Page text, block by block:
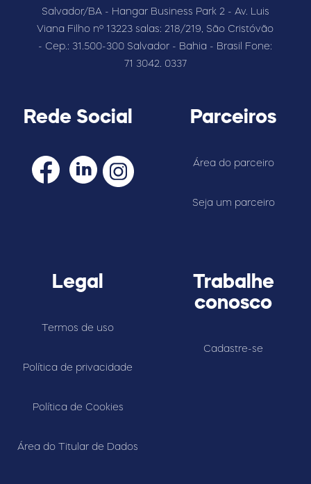
Salvador/BA - Hangar Business Park 2 - Av. Luis
Viana Filho nº 13223 salas: 218/219, São Cristóvão
- Cep.: 31.500-300 Salvador - Bahia - Brasil Fone:
71 3042. 0337
Rede Social Parceiros
Área do parceiro
Seja um parceiro
Legal
Termos de uso
Política de privacidade
Política de Cookies
Área do Titular de Dados
Trabalhe
conosco
Cadastre-se